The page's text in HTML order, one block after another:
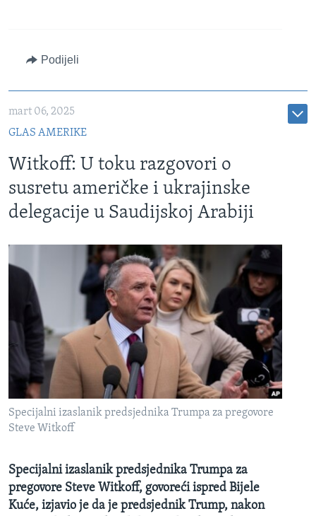
Podijeli
mart 06, 2025
GLAS AMERIKE
Witkoff: U toku razgovori o
susretu američke i ukrajinske
delegacije u Saudijskoj Arabiji
Specijalni izaslanik predsjednika Trumpa za pregovore
Steve Witkoff
Specijalni izaslanik predsjednika Trumpa za
pregovore Steve Witkoff, govoreći ispred Bijele
Kuće, izjavio je da je predsjednik Trump, nakon